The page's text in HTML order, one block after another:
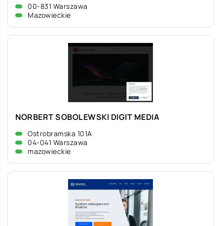
00-831 Warszawa
Mazowieckie
NORBERT SOBOLEWSKI DIGIT MEDIA
Ostrobramska 101A
04-041 Warszawa
mazowieckie